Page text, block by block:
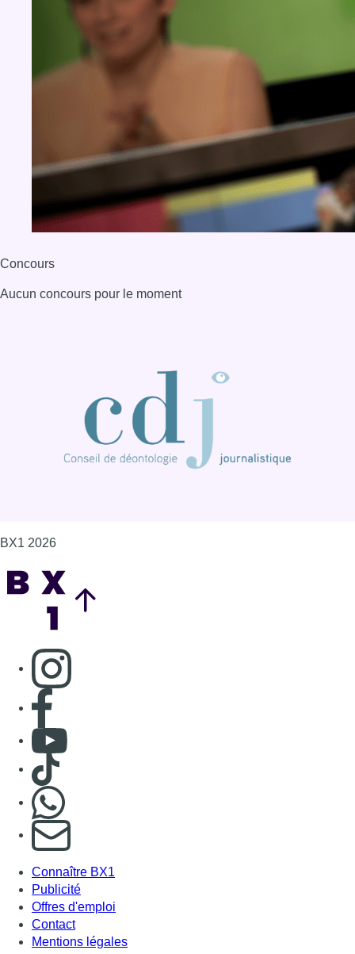
Concours
Aucun concours pour le moment
BX1 2026
Consulter page Instagram
Consulter page Facebook
Consulter Youtube
Consulter TikTok
S'abonner à notre newsletter
Connaître BX1
Publicité
Offres d'emploi
Contact
Mentions légales